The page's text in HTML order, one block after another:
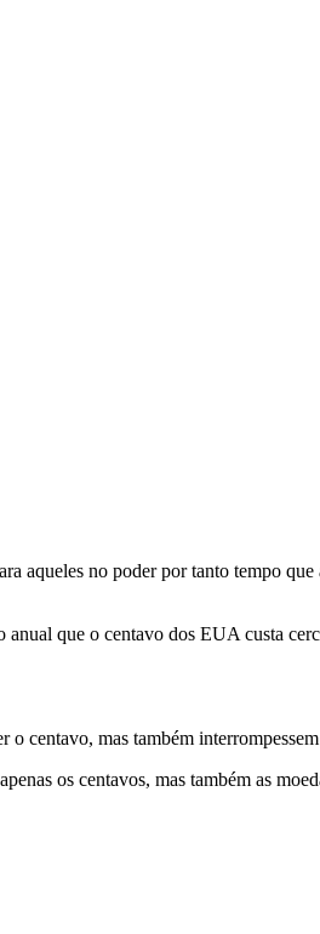
aqueles no poder por tanto tempo que
que o centavo dos EUA custa
centavo, mas também
os centavos, mas também as